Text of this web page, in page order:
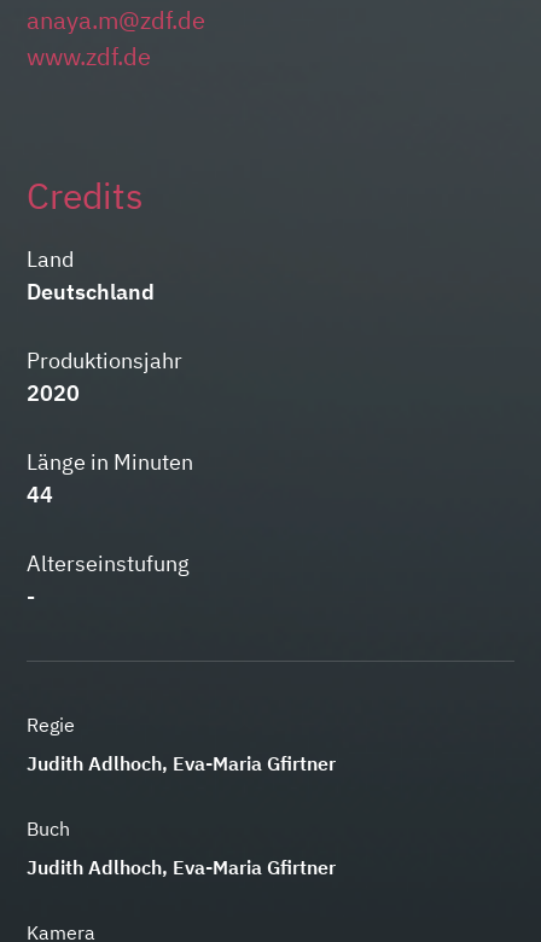
anaya.m@zdf.de
www.zdf.de
Credits
Land
Deutschland
Produktionsjahr
2020
Länge in Minuten
44
Alterseinstufung
-
Regie
Judith Adlhoch, Eva-Maria Gfirtner
Buch
Judith Adlhoch, Eva-Maria Gfirtner
Kamera